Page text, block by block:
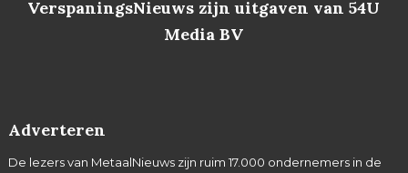
VerspaningsNieuws zijn uitgaven van 54U
Media BV
Adverteren
De lezers van MetaalNieuws zijn ruim 17.000 ondernemers in de